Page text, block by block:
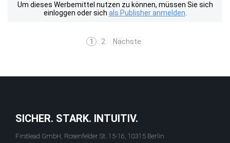
Um dieses Werbemittel nutzen zu können, müssen Sie sich
einloggen oder sich als Publisher anmelden
1 2 Nächste
SICHER. STARK. INTUITIV.
Firstlead GmbH, Rosenfelder St. 15-16, 10315 Berlin